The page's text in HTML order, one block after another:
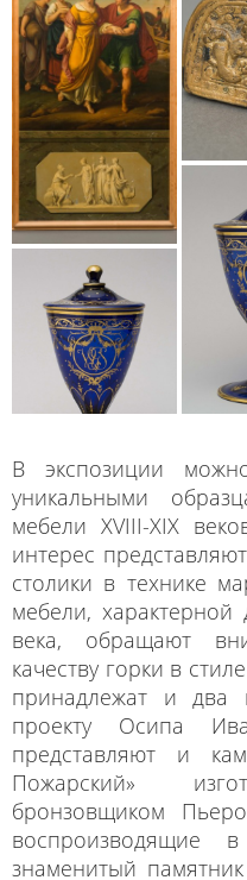
В экспозиции
уникальными
мебели XVIII-XIX
интерес
столики в технике
мебели,
века, обращают
качеству горки в
принадлежат и два
проекту Осипа
представляют и
Пожарский»
бронзовщиком
воспроизводящие
знаменитый